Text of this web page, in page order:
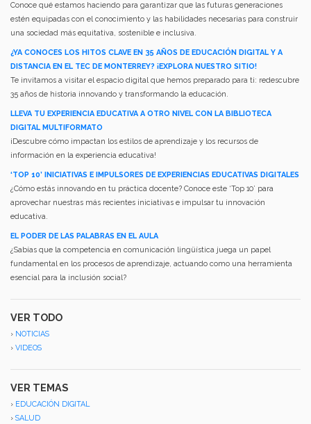
Conoce qué estamos haciendo para garantizar que las futuras generaciones
estén equipadas con el conocimiento y las habilidades necesarias para construir
una sociedad más equitativa, sostenible e inclusiva.
¿YA CONOCES LOS HITOS CLAVE EN 35 AÑOS DE EDUCACIÓN DIGITAL Y A
DISTANCIA EN EL TEC DE MONTERREY? ¡EXPLORA NUESTRO SITIO!
Te invitamos a visitar el espacio digital que hemos preparado para ti: redescubre
35 años de historia innovando y transformando la educación.
LLEVA TU EXPERIENCIA EDUCATIVA A OTRO NIVEL CON LA BIBLIOTECA
DIGITAL MULTIFORMATO
¡Descubre cómo impactan los estilos de aprendizaje y los recursos de
información en la experiencia educativa!
‘TOP 10’ INICIATIVAS E IMPULSORES DE EXPERIENCIAS EDUCATIVAS DIGITALES
¿Cómo estás innovando en tu práctica docente? Conoce este ‘Top 10’ para
aprovechar nuestras más recientes iniciativas e impulsar tu innovación
educativa.
EL PODER DE LAS PALABRAS EN EL AULA
¿Sabías que la competencia en comunicación lingüística juega un papel
fundamental en los procesos de aprendizaje, actuando como una herramienta
esencial para la inclusión social?
VER TODO
› NOTICIAS
› VIDEOS
VER TEMAS
› EDUCACIÓN DIGITAL
› SALUD